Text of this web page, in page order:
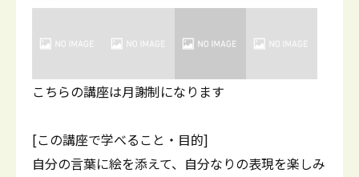
こちらの講座は月謝制になります
[この講座で学べること・目的]
自分の言葉に絵を添えて、自分なりの表現を楽しみ